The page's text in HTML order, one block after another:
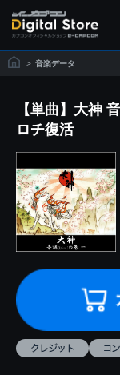
> 音楽データ
【単曲】大神
ロチ復活